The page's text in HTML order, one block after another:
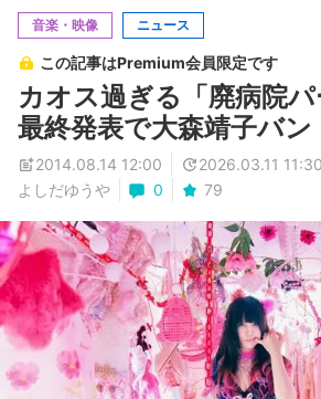
音楽・映像 ニュース
この記事はPremium会員限定です
カオス過ぎる「廃病院パ
最終発表で大森靖子バン
2014.08.14 12:00
2026.03.11 11:30
よしだゆうや
0 79